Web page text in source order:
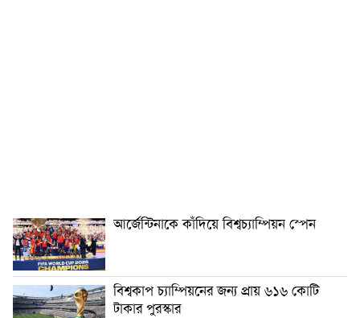
আর্জেন্টিনাকে কাঁদিয়ে বিশ্বচ্যাম্পিয়ন স্পেন
বিশ্বকাপ চ্যাম্পিয়নের জন্য প্রায় ৬১৬ কোটি
টাকার পুরস্কার